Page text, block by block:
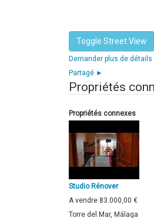
Demander plus de
Partagé ►
Propriétés
Propriétés connexes
Studio Rénover
A vendre 83.000,00 €
Torre del Mar, Málaga